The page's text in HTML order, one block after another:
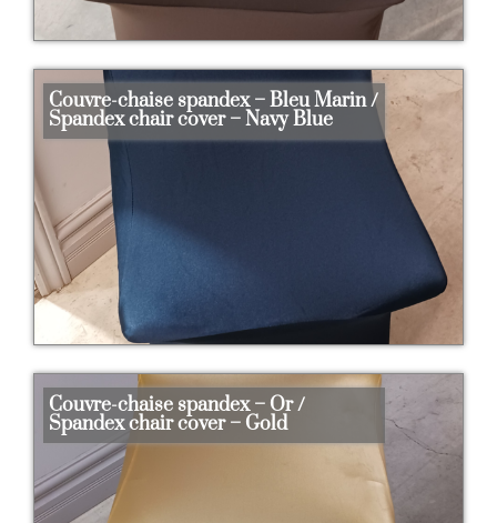
Couvre-chaise spandex – Bleu Marin /
Spandex chair cover – Navy Blue
Couvre-chaise spandex – Or /
Spandex chair cover – Gold